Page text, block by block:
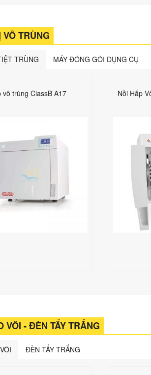
TRÙNG
TRÙNG MÁY ĐÓNG GÓI DỤNG CỤ
vô trùng ClassB A17 Nồi Hấp
VÔI - ĐÈN TẨY TRẮNG
ĐÈN TẨY TRẮNG